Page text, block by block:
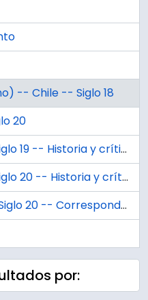
-- Chile -- Siglo 18
20
Novelas europeas -- Siglo 19 -- Historia y crítica
Novelas europeas -- Siglo 20 -- Historia y crítica
Novelistas chilenas -- Siglo 20 -- Correspondencia
por: